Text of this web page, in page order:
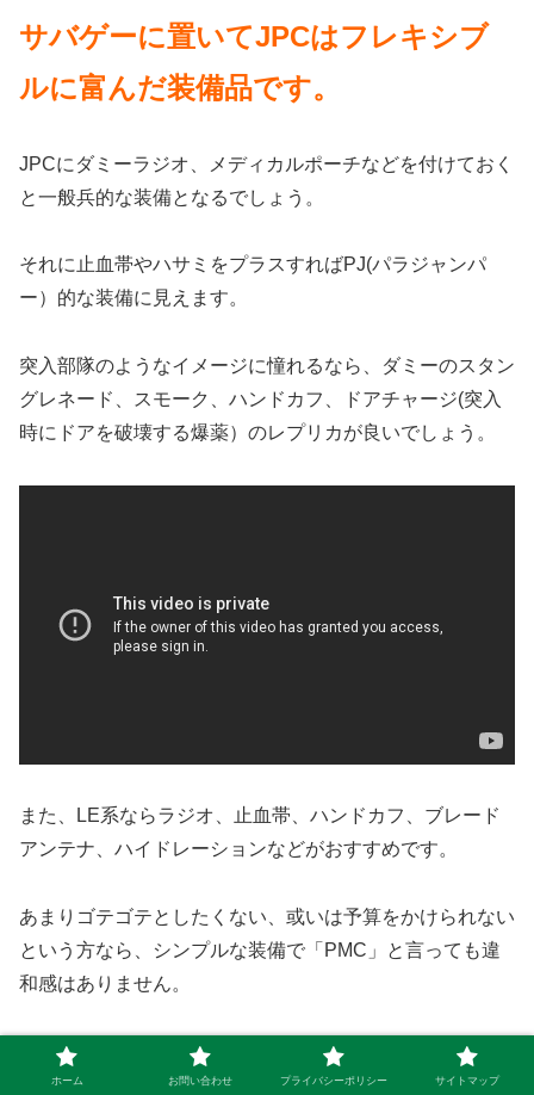
サバゲーに置いてJPCはフレキシブ
ルに富んだ装備品です。
JPCにダミーラジオ、メディカルポーチなどを付けておく
と一般兵的な装備となるでしょう。
それに止血帯やハサミをプラスすればPJ(パラジャンパ
ー）的な装備に見えます。
突入部隊のようなイメージに憧れるなら、ダミーのスタン
グレネード、スモーク、ハンドカフ、ドアチャージ(突入
時にドアを破壊する爆薬）のレプリカが良いでしょう。
また、LE系ならラジオ、止血帯、ハンドカフ、ブレード
アンテナ、ハイドレーションなどがおすすめです。
あまりゴテゴテとしたくない、或いは予算をかけられない
という方なら、シンプルな装備で「PMC」と言っても違
和感はありません。
JPCは工夫を凝らせば、どのようにでも楽しめますのでお
すすめできます。
ホーム お問い合わせ プライバシーポリシー サイトマップ